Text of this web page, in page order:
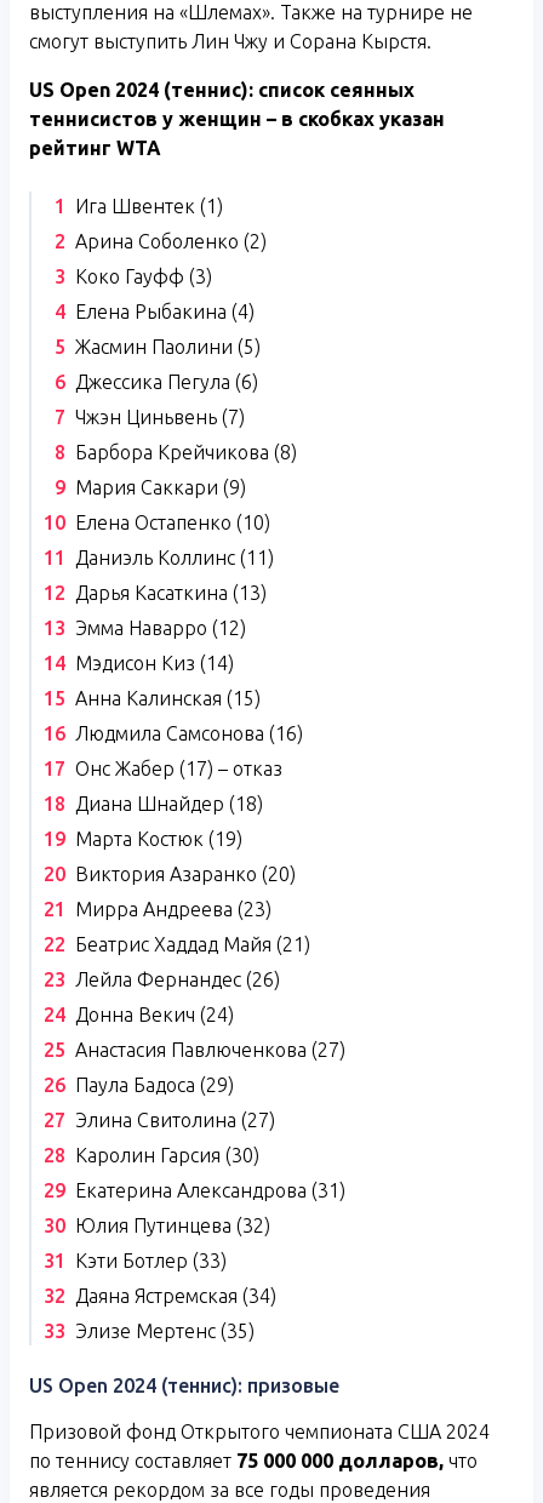
выступления на «Шлемах». Также на турнире не
смогут выступить Лин Чжу и Сорана Кырстя.
US Open 2024 (теннис): список сеянных
теннисистов у женщин – в скобках указан
рейтинг WTA
Ига Швентек (1)
Арина Соболенко (2)
Коко Гауфф (3)
Елена Рыбакина (4)
Жасмин Паолини (5)
Джессика Пегула (6)
Чжэн Циньвень (7)
Барбора Крейчикова (8)
Мария Саккари (9)
Елена Остапенко (10)
Даниэль Коллинс (11)
Дарья Касаткина (13)
Эмма Наварро (12)
Мэдисон Киз (14)
Анна Калинская (15)
Людмила Самсонова (16)
Онс Жабер (17) – отказ
Диана Шнайдер (18)
Марта Костюк (19)
Виктория Азаранко (20)
Мирра Андреева (23)
Беатрис Хаддад Майя (21)
Лейла Фернандес (26)
Донна Векич (24)
Анастасия Павлюченкова (27)
Паула Бадоса (29)
Элина Свитолина (27)
Каролин Гарсия (30)
Екатерина Александрова (31)
Юлия Путинцева (32)
Кэти Ботлер (33)
Даяна Ястремская (34)
Элизе Мертенс (35)
US Open 2024 (теннис): призовые
Призовой фонд Открытого чемпионата США 2024
по теннису составляет 75 000 000 долларов, что
является рекордом за все годы проведения